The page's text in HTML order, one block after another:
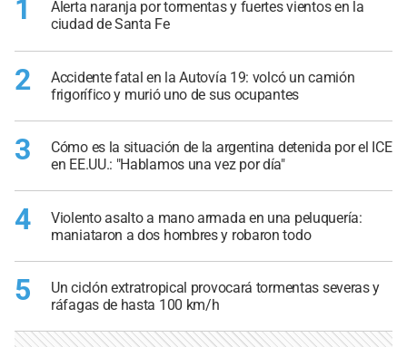
1
Alerta naranja por tormentas y fuertes vientos en la
ciudad de Santa Fe
2
Accidente fatal en la Autovía 19: volcó un camión
frigorífico y murió uno de sus ocupantes
3
Cómo es la situación de la argentina detenida por el ICE
en EE.UU.: "Hablamos una vez por día"
4
Violento asalto a mano armada en una peluquería:
maniataron a dos hombres y robaron todo
5
Un ciclón extratropical provocará tormentas severas y
ráfagas de hasta 100 km/h